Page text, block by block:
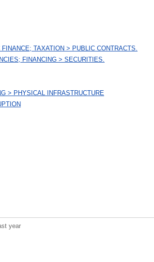
TAXATION > PUBLIC CONTRACTS.
FINANCING > SECURITIES.
> PHYSICAL INFRASTRUCTURE
year